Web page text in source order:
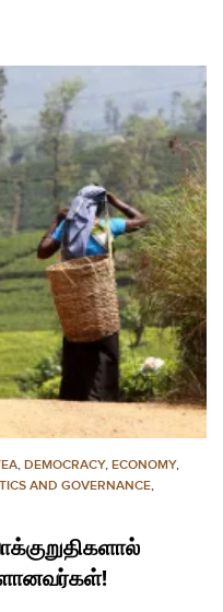
, DEMOCRACY, ECONOMY,
AND GOVERNANCE,